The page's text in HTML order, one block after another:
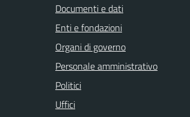
Documenti e dati
Enti e fondazioni
Organi di governo
Personale amministrativo
Politici
Uffici